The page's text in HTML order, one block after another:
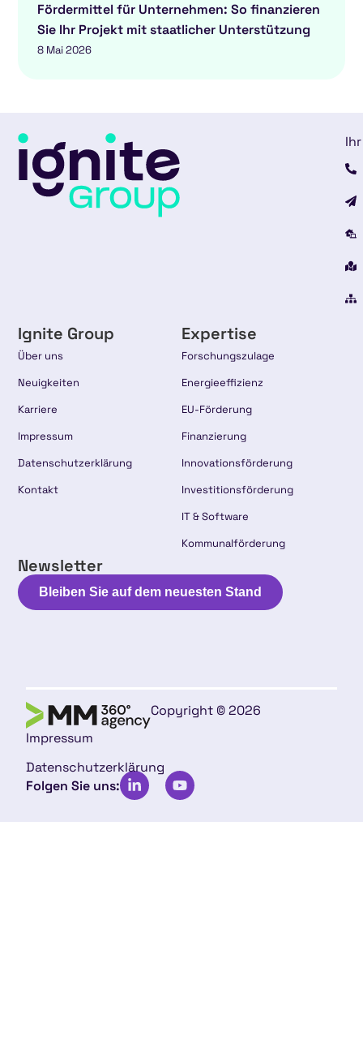
Fördermittel für Unternehmen: So finanzieren
Sie Ihr Projekt mit staatlicher Unterstützung
8 Mai 2026
Ignite Group
Über uns
Neuigkeiten
Karriere
Impressum
Datenschutzerklärung
Kontakt
Expertise
Forschungszulage
Energieeffizienz
EU-Förderung
Finanzierung
Innovationsförderung
Investitionsförderung
IT & Software
Kommunalförderung
Newsletter
Bleiben Sie auf dem neuesten Stand
Copyright © 2026
Impressum
Datenschutzerklärung
Folgen Sie uns: